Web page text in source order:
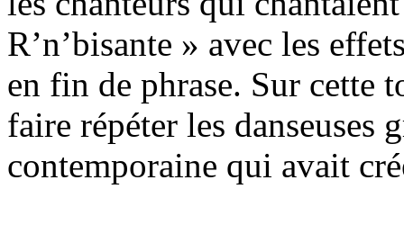
R’n’bisante » avec les
en fin de phrase. Sur cette
faire répéter les danseuses
contemporaine qui avait